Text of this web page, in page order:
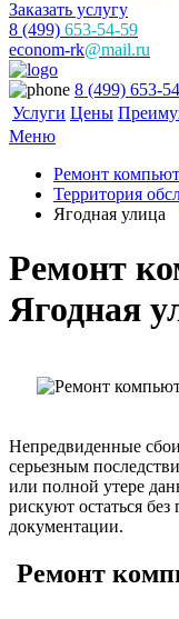
Заказать услугу
8 (499) 653-54-59
econom-rk@mail.ru
8 (499) 653-
Услуги Цены
Меню
Ремонт
Территория
Ягодная улица
Ремонт
Ягодная
Непредвиденные
серьезным
или полной утере
рискуют остаться
документации.
Ремонт